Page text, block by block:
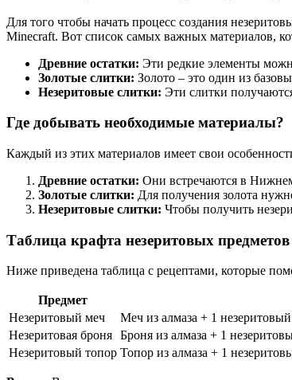
Для того чтобы начать процесс создания
Minecraft. Вот список самых важных материалов,
Древние остатки: Эти редкие элементы
Золотые слитки: Золото – это один из
Незеритовые слитки: Эти слитки
Где добывать необходимые материалы?
Каждый из этих материалов имеет свои
Древние остатки: Они встречаются в
Золотые слитки: Для получения золота
Незеритовые слитки: Чтобы получить
Таблица крафта незеритовых предметов
Ниже приведена таблица с рецептами, которые
Предмет
Незеритовый меч
Меч из алмаза + 1
Незеритовая броня Броня из алмаза + 1
Незеритовый топор Топор из алмаза + 1